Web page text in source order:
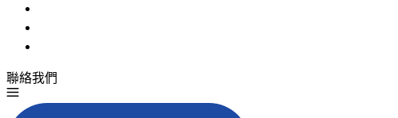
聯絡我們